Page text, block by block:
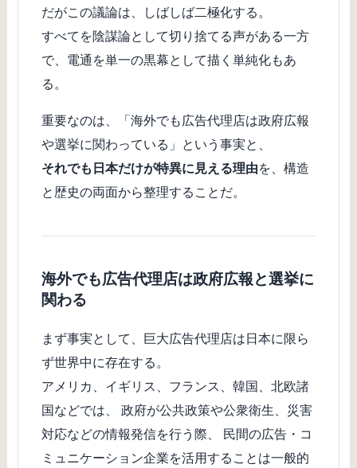
だがこの議論は、しばしば二極化する。
すべてを陰謀論として切り捨てる声がある一方
で、電通を単一の黒幕として描く単純化もあ
る。
重要なのは、「海外でも広告代理店は政府広報
や選挙に関わっている」という事実と、
それでも日本だけが特異に見える理由を、構造
と歴史の両面から整理することだ。
海外でも広告代理店は政府広報と選挙に
関わる
まず事実として、巨大広告代理店は日本に限ら
ず世界中に存在する。
アメリカ、イギリス、フランス、韓国、北欧諸
国などでは、 政府が公共政策や公衆衛生、災害
対応などの情報発信を行う際、 民間の広告・コ
ミュニケーション企業を活用することは一般的